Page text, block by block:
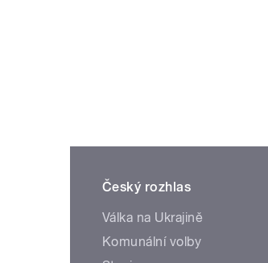
Český rozhlas
Válka na Ukrajině
Komunální volby